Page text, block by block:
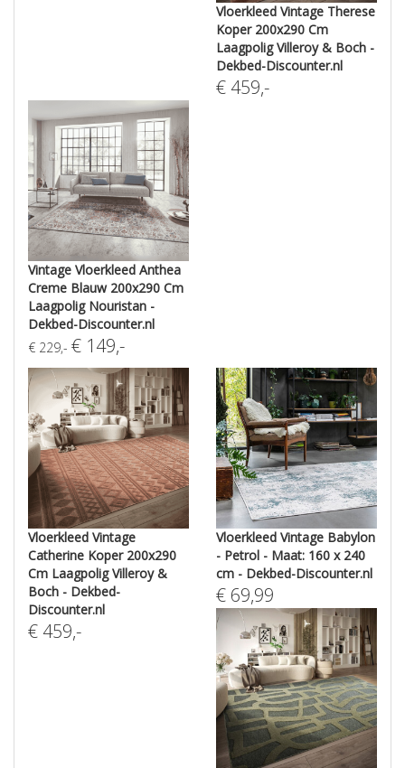
Vloerkleed Vintage Therese
Koper 200x290 Cm
Laagpolig Villeroy & Boch -
Dekbed-Discounter.nl
€ 459,-
Vintage Vloerkleed Anthea
Creme Blauw 200x290 Cm
Laagpolig Nouristan -
Dekbed-Discounter.nl
€ 229,- € 149,-
Vloerkleed Vintage
Catherine Koper 200x290
Cm Laagpolig Villeroy &
Boch - Dekbed-
Discounter.nl
€ 459,-
Vloerkleed Vintage Babylon
- Petrol - Maat: 160 x 240
cm - Dekbed-Discounter.nl
€ 69,99